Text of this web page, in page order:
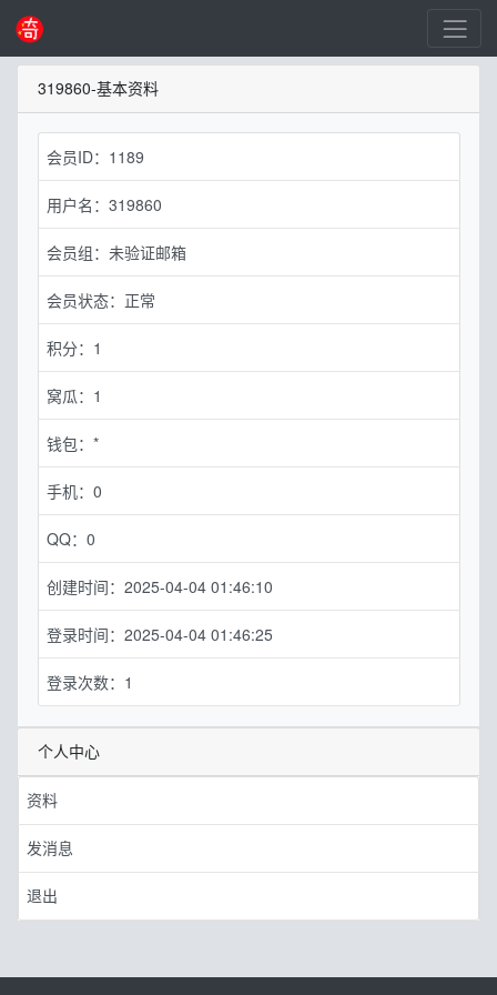
319860-基本资料
会员ID：1189
用户名：319860
会员组：未验证邮箱
会员状态：正常
积分：1
窝瓜：1
钱包：*
手机：0
QQ：0
创建时间：2025-04-04 01:46:10
登录时间：2025-04-04 01:46:25
登录次数：1
个人中心
资料
发消息
退出